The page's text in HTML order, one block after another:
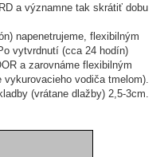
a významne tak skrátiť dobu
napenetrujeme, flexibilným
vytvrdnutí (cca 24 hodín)
a zarovnáme flexibilným
vodiča tmelom).
(vrátane dlažby) 2,5-3cm.